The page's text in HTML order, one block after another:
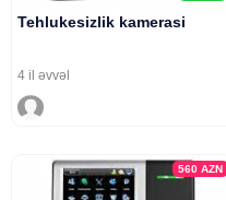
Tehlukesizlik kamerasi
4 il əvvəl
560AZN